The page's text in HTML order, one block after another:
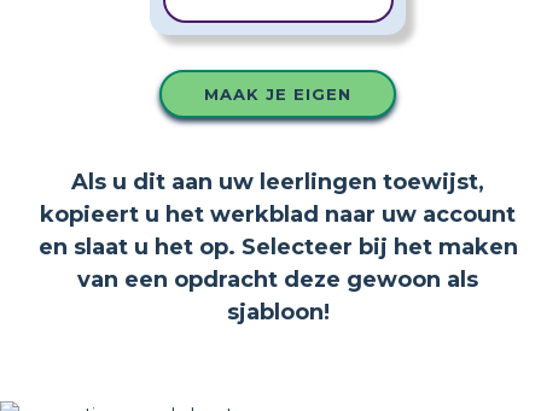
MAAK JE EIGEN
Als u dit aan uw leerlingen toewijst,
kopieert u het werkblad naar uw account
en slaat u het op. Selecteer bij het maken
van een opdracht deze gewoon als
sjabloon!